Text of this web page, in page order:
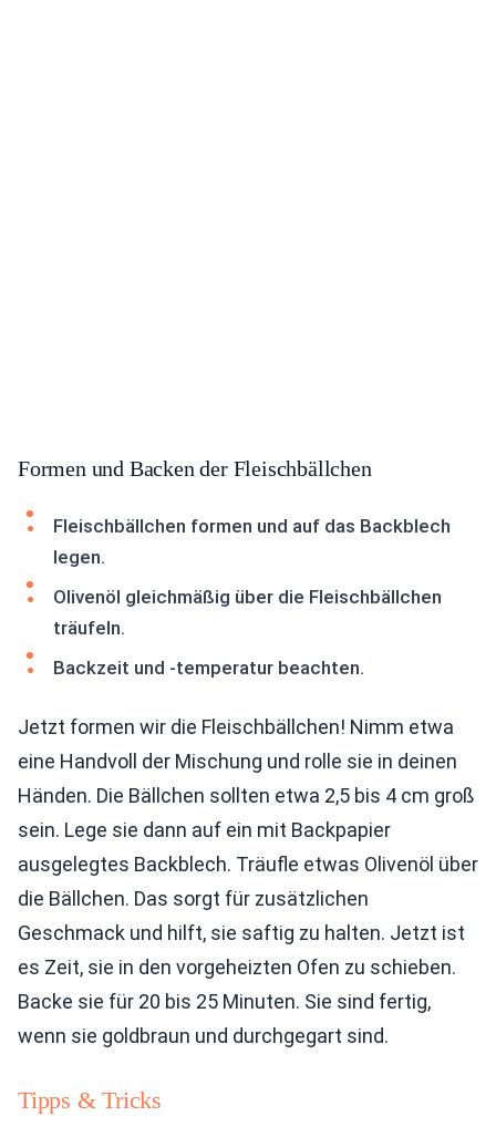
Formen und Backen der Fleischbällchen
Fleischbällchen formen und auf das Backblech
legen.
Olivenöl gleichmäßig über die Fleischbällchen
träufeln.
Backzeit und -temperatur beachten.
Jetzt formen wir die Fleischbällchen! Nimm etwa
eine Handvoll der Mischung und rolle sie in deinen
Händen. Die Bällchen sollten etwa 2,5 bis 4 cm groß
sein. Lege sie dann auf ein mit Backpapier
ausgelegtes Backblech. Träufle etwas Olivenöl über
die Bällchen. Das sorgt für zusätzlichen
Geschmack und hilft, sie saftig zu halten. Jetzt ist
es Zeit, sie in den vorgeheizten Ofen zu schieben.
Backe sie für 20 bis 25 Minuten. Sie sind fertig,
wenn sie goldbraun und durchgegart sind.
Tipps & Tricks